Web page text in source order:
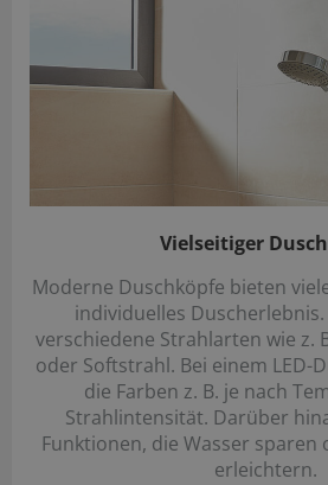
Vielseitiger
Moderne Duschköpfe bieten
individuelles
verschiedene Strahlarten wie z.
oder Softstrahl. Bei einem LED-
die Farben z. B. je nach
Strahlintensität. Darüber
Funktionen, die Wasser sparen
erleichtern.